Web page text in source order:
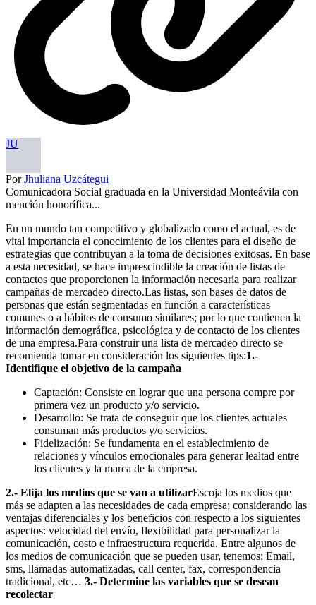
JU
PorJhuliana Uzcátegui
Comunicadora Social graduada en la Universidad Monteávila con
mención honorífica...
En un mundo tan competitivo y globalizado como el actual, es de
vital importancia el conocimiento de los clientes para el diseño de
estrategias que contribuyan a la toma de decisiones exitosas. En base
a esta necesidad, se hace imprescindible la creación de listas de
contactos que proporcionen la información necesaria para realizar
campañas de mercadeo directo.Las listas, son bases de datos de
personas que están segmentadas en función a características
comunes o a hábitos de consumo similares; por lo que contienen la
información demográfica, psicológica y de contacto de los clientes
de una empresa.Para construir una lista de mercadeo directo se
recomienda tomar en consideración los siguientes tips:1.-
Identifique el objetivo de la campaña
Captación: Consiste en lograr que una persona compre por
primera vez un producto y/o servicio.
Desarrollo: Se trata de conseguir que los clientes actuales
consuman más productos y/o servicios.
Fidelización: Se fundamenta en el establecimiento de
relaciones y vínculos emocionales para generar lealtad entre
los clientes y la marca de la empresa.
2.- Elija los medios que se van a utilizarEscoja los medios que
más se adapten a las necesidades de cada empresa; considerando las
ventajas diferenciales y los beneficios con respecto a los siguientes
aspectos: velocidad del envío, flexibilidad para personalizar la
comunicación, costo e infraestructura requerida. Entre algunos de
los medios de comunicación que se pueden usar, tenemos: Email,
sms, llamadas automatizadas, call center, fax, correspondencia
tradicional, etc… 3.- Determine las variables que se desean
recolectar